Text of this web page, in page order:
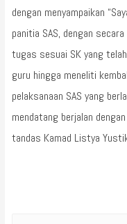
dengan menyampaikan
panitia SAS, dengan
tugas sesuai SK yang
guru hingga meneliti
pelaksanaan SAS yang
mendatang berjalan
tandas Kamad Listya